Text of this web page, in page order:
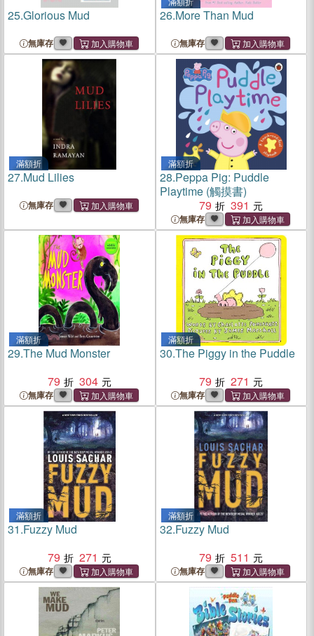
25.Glorious Mud
無庫存
26.More Than Mud
無庫存
滿額折
27.Mud Lilies
無庫存
滿額折
28.Peppa Pig: Puddle
Playtime (觸摸書)
79
391
無庫存
滿額折
29.The Mud Monster
79
304
無庫存
滿額折
30.The Piggy in the Puddle
79
271
無庫存
滿額折
31.Fuzzy Mud
79
271
無庫存
滿額折
32.Fuzzy Mud
79
511
無庫存